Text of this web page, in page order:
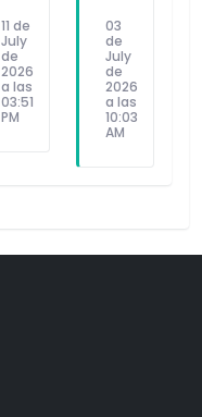
11 de
July
de
2026
a las
03:51
PM
03
de
July
de
2026
a las
10:03
AM